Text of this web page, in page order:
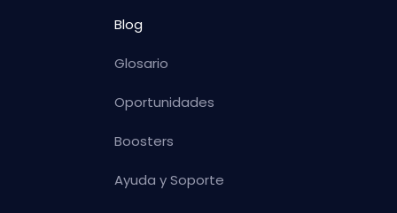
Blog
Glosario
Oportunidades
Boosters
Ayuda y Soporte